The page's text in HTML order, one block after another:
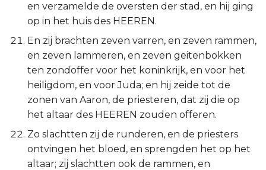
en verzamelde de oversten der stad, en hij ging
op in het huis des HEEREN.
En zij brachten zeven varren, en zeven rammen,
en zeven lammeren, en zeven geitenbokken
ten zondoffer voor het koninkrijk, en voor het
heiligdom, en voor Juda; en hij zeide tot de
zonen van Aaron, de priesteren, dat zij die op
het altaar des HEEREN zouden offeren.
Zo slachtten zij de runderen, en de priesters
ontvingen het bloed, en sprengden het op het
altaar; zij slachtten ook de rammen, en